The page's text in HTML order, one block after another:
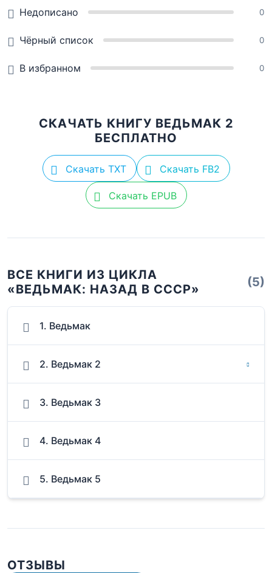
Недописано 0
Чёрный список 0
В избранном 0
СКАЧАТЬ КНИГУ ВЕДЬМАК 2
БЕСПЛАТНО
Скачать TXT Скачать FB2
Скачать EPUB
ВСЕ КНИГИ ИЗ ЦИКЛА
«ВЕДЬМАК: НАЗАД В СССР»
(5)
1. Ведьмак
2. Ведьмак 2
3. Ведьмак 3
4. Ведьмак 4
5. Ведьмак 5
ОТЗЫВЫ